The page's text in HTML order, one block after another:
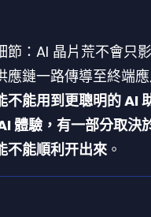
節：AI 晶片荒不會只
應鏈一路傳導至終端
不能用到更聰明的 AI
體驗，有一部分取決
不能順利开出來。